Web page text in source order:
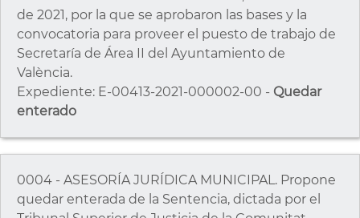
de 2021, por la que se aprobaron las bases y la
convocatoria para proveer el puesto de trabajo de
Secretaría de Área II del Ayuntamiento de
València.
Expediente: E-00413-2021-000002-00 - Quedar
enterado
0004 - ASESORÍA JURÍDICA MUNICIPAL. Propone
quedar enterada de la Sentencia, dictada por el